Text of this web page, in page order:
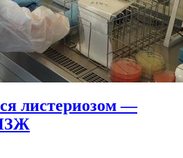
листериозом —